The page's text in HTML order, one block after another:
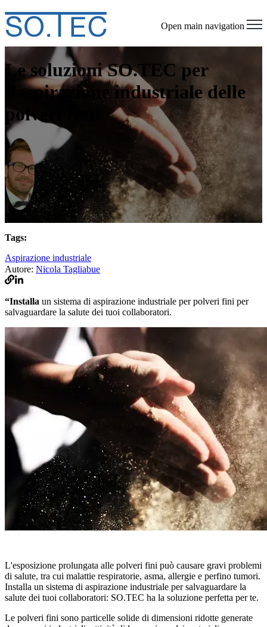
Open main navigation
Le soluzioni SO.TEC per
l’aspirazione industriale delle
polveri fini
14/06/23 12.26
Tags:
Aspirazione industriale
Autore: Nicola Tagliabue
“Installa un sistema di aspirazione industriale per polveri fini per
salvaguardare la salute dei tuoi collaboratori.
L'esposizione prolungata alle polveri fini può causare gravi problemi
di salute, tra cui malattie respiratorie, asma, allergie e perfino tumori.
Installa un sistema di aspirazione industriale per salvaguardare la
salute dei tuoi collaboratori: SO.TEC ha la soluzione perfetta per te.
Le polveri fini sono particelle solide di dimensioni ridotte generate